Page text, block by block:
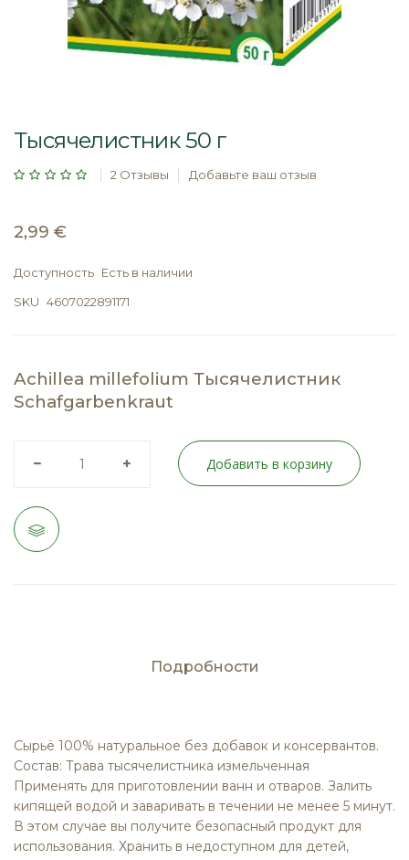
началу
галереи
изображений
Тысячелистник 50 г
Рейтинг: 2 Отзывы Добавьте ваш отзыв
2,99 €
Доступность Есть в наличии
SKU 4607022891171
Achillea millefolium Тысячелистник
Schafgarbenkraut
Добавить в корзину
Подробности
Сырьё 100% натуральное без добавок и консервантов.
Состав: Трава тысячелистника измельченная
Применять для приготовлении ванн и отваров. Залить
кипящей водой и заваривать в течении не менее 5 минут.
В этом случае вы получите безопасный продукт для
использования. Хранить в недоступном для детей,